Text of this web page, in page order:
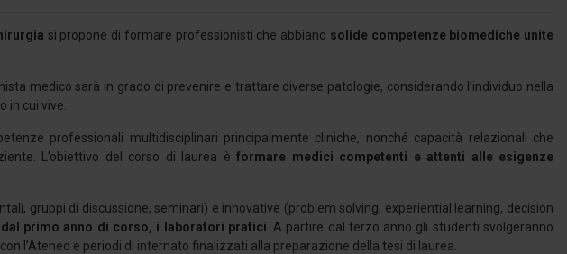
si propone di formare professionisti che abbiano solide competenze biomediche unite
medico sarà in grado di prevenire e trattare diverse patologie, considerando l’individuo nella
in cui vive.
professionali multidisciplinari principalmente cliniche, nonché capacità relazionali che
L’obiettivo del corso di laurea è formare medici competenti e attenti alle esigenze
gruppi di discussione, seminari) e innovative (problem solving, experiential learning, decision
primo anno di corso, i laboratori pratici . A partire dal terzo anno gli studenti svolgeranno
l’Ateneo e periodi di internato finalizzati alla preparazione della tesi di laurea.